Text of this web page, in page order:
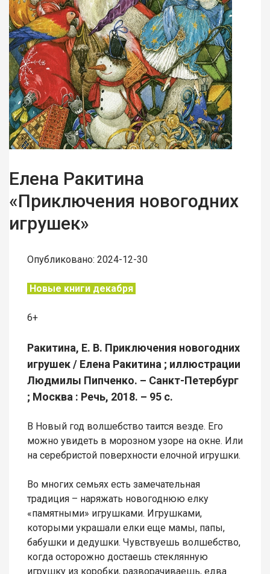
Елена Ракитина
«Приключения новогодних
игрушек»
Опубликовано: 2024-12-30
Новые книги декабря
6+
Ракитина, Е. В. Приключения новогодних
игрушек / Елена Ракитина ; иллюстрации
Людмилы Пипченко. – Санкт-Петербург
; Москва : Речь, 2018. – 95 с.
В Новый год волшебство таится везде. Его
можно увидеть в морозном узоре на окне. Или
на серебристой поверхности елочной игрушки.
Во многих семьях есть замечательная
традиция – наряжать новогоднюю елку
«памятными» игрушками. Игрушками,
которыми украшали елки еще мамы, папы,
бабушки и дедушки. Чувствуешь волшебство,
когда осторожно достаешь стеклянную
игрушку из коробки, разворачиваешь, едва